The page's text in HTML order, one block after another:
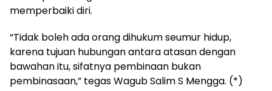
memperbaiki diri.
“Tidak boleh ada orang dihukum seumur hidup,
karena tujuan hubungan antara atasan dengan
bawahan itu, sifatnya pembinaan bukan
pembinasaan,” tegas Wagub Salim S Mengga. (*)